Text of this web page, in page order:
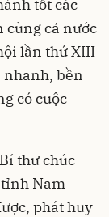
tốt các
cùng cả nước
lần thứ XIII
bền
có cuộc
thư chúc
Nam
phát huy